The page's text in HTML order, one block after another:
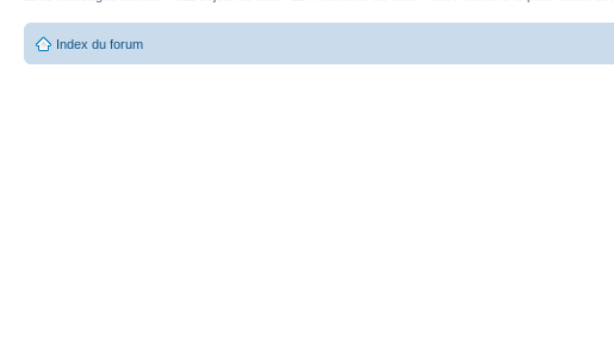
Index du forum